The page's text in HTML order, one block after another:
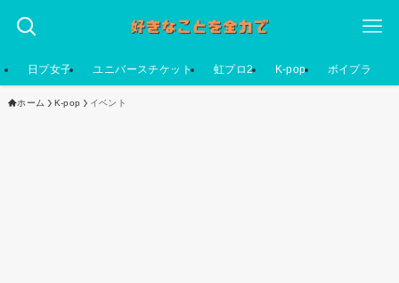
日プ女子 ユニバースチケット 虹プロ2 K-pop ボイプラ
ホーム K-pop イベント